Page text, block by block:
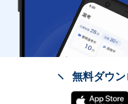
無料ダウ